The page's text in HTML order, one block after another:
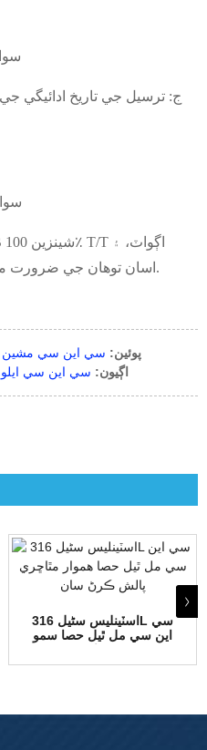
اسان توهان جي ضرورت مطابق صلاح پڻ ڪري سگهون ٿا.
پوئين: سي اين سي مشين
اڳيون: سي اين سي
اسٽينلیس سٹیل 316L سي
اين سي مل ٿيل حصا سمو